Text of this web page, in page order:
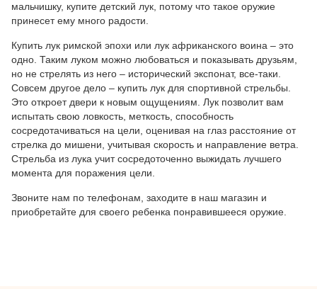
мальчишку, купите детский лук, потому что такое оружие
принесет ему много радости.
Купить лук римской эпохи или лук африканского воина – это
одно. Таким луком можно любоваться и показывать друзьям,
но не стрелять из него – исторический экспонат, все-таки.
Совсем другое дело – купить лук для спортивной стрельбы.
Это откроет двери к новым ощущениям. Лук позволит вам
испытать свою ловкость, меткость, способность
сосредотачиваться на цели, оценивая на глаз расстояние от
стрелка до мишени, учитывая скорость и направление ветра.
Стрельба из лука учит сосредоточенно выжидать лучшего
момента для поражения цели.
Звоните нам по телефонам, заходите в наш магазин и
приобретайте для своего ребенка понравившееся оружие.